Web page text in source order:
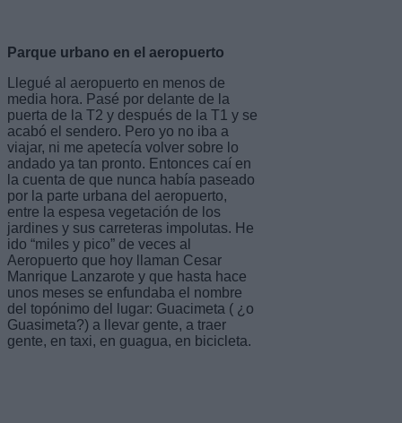
Parque urbano en el aeropuerto
Llegué al aeropuerto en menos de
media hora. Pasé por delante de la
puerta de la T2 y después de la T1 y se
acabó el sendero. Pero yo no iba a
viajar, ni me apetecía volver sobre lo
andado ya tan pronto. Entonces caí en
la cuenta de que nunca había paseado
por la parte urbana del aeropuerto,
entre la espesa vegetación de los
jardines y sus carreteras impolutas. He
ido “miles y pico” de veces al
Aeropuerto que hoy llaman Cesar
Manrique Lanzarote y que hasta hace
unos meses se enfundaba el nombre
del topónimo del lugar: Guacimeta ( ¿o
Guasimeta?) a llevar gente, a traer
gente, en taxi, en guagua, en bicicleta.